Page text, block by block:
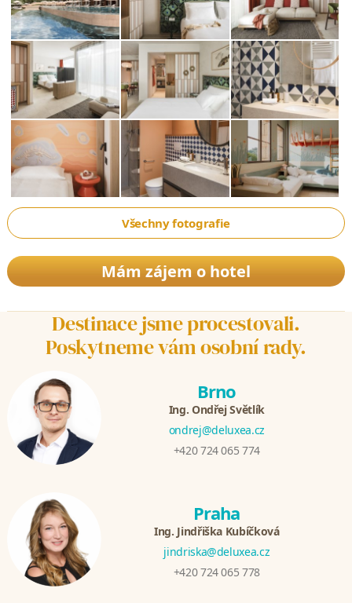
Všechny fotografie
Mám zájem o hotel
Destinace jsme procestovali.
Poskytneme vám osobní rady.
Brno
Ing. Ondřej Světlík
ondrej@deluxea.cz
+420 724 065 774
Praha
Ing. Jindřiška Kubíčková
jindriska@deluxea.cz
+420 724 065 778